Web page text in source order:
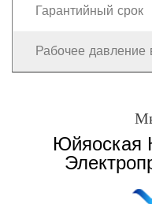
Гарантийный срок
Рабочее давление
Юйяоская